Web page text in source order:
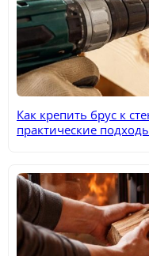
Как крепить брус к
практические